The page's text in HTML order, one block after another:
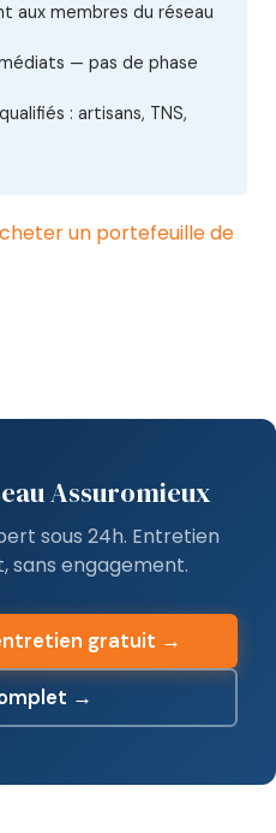
aux membres du réseau
— pas de phase
: artisans, TNS,
un portefeuille de
Assuromieux
sous 24h. Entretien
sans engagement.
gratuit →
→